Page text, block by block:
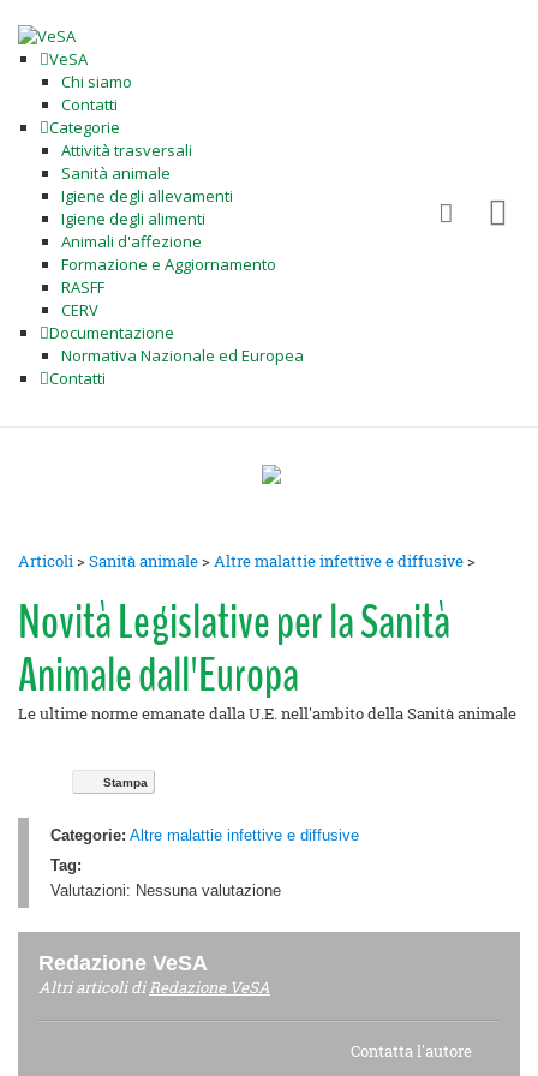
VeSA
Chi siamo
Contatti
Categorie
Attività trasversali
Sanità animale
Igiene degli allevamenti
Igiene degli alimenti
Animali d'affezione
Formazione e Aggiornamento
RASFF
CERV
Documentazione
Normativa Nazionale ed Europea
Contatti
Articoli>Sanità animale>Altre malattie infettive e diffusive>
Novità Legislative per la Sanità
Animale dall'Europa
Le ultime norme emanate dalla U.E. nell'ambito della Sanità animale
Stampa
Categorie: Altre malattie infettive e diffusive
Tag:
Valutazioni: Nessuna valutazione
Redazione VeSA
Altri articoli diRedazione VeSA
Contatta l'autore